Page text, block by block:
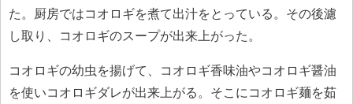
た。厨房ではコオロギを煮て出汁をとっている。その後濾
し取り、コオロギのスープが出来上がった。
コオロギの幼虫を揚げて、コオロギ香味油やコオロギ醤油
を使いコオロギダレが出来上がる。そこにコオロギ麺を茹